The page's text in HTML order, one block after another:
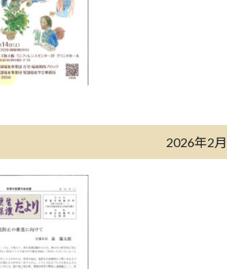
2026年2